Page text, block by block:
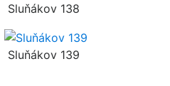
Sluňákov 138
Sluňákov 139